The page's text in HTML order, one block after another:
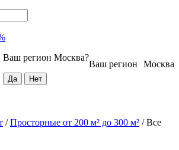
Москва
Ваш регион
Ваш регион Москва?
/Просторные от 200 м² до 300 м² /Все